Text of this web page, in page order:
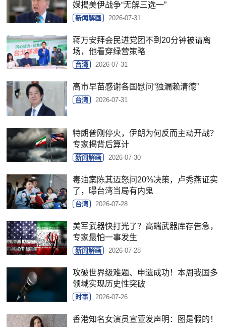
媒揭美伊战争“无解三选一”
新闻解画 2026-07-31
蒋万安拜会民进党团不到20分钟被请离
场，他看穿绿营策略
台湾 2026-07-31
高市早苗感谢各国慰问“独漏赖清德”
台湾 2026-07-31
特朗普刚停火，伊朗为何反而主动开战？
专家揭背后算计
新闻解画 2026-07-30
毒油案陈其迈怒问20%决策，卢秀燕证实
了，曝台湾当局有内鬼
台湾 2026-07-28
美军武器快打光了？高端武器库存告急，
专家最怕一事发生
新闻解画 2026-07-28
攻破世界级难题、申遗成功！本周我国多
领域实现历史性突破
时事 2026-07-26
香港知名女演员宣萱发声明：图是假的！